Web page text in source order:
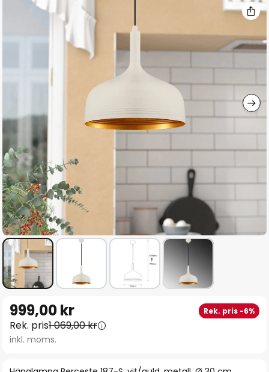
till
början
av
999,00 kr Rek. pris -6%
Rek. pris1 069,00 kr
inkl. moms.